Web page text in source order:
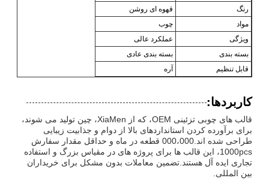
رنگ
قهوه ای روشن
مواد
چوب
ویژگی
عملکرد عالی
بسته بندی
بسته بندی عادی
قابل تنظیم
آره
کاربردها:
قالب های چوبی تزئینی OEM، که از XiaMen، چین تولید می شوند،
برای برآورده کردن استانداردهای بالا از دوام و جذابیت زیبایی
طراحی شده اند.000،000 قطعه در ماه و حداقل مقدار سفارش
1000pcs، این قالب ها برای پروژه های در مقیاس بزرگ و استفاده
تجاری ایده آل هستند.تضمین معاملات بدون مشکل برای خریداران
بین المللی.